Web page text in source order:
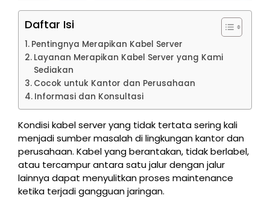
Daftar Isi
Pentingnya Merapikan Kabel Server
Layanan Merapikan Kabel Server yang Kami
Sediakan
Cocok untuk Kantor dan Perusahaan
Informasi dan Konsultasi
Kondisi kabel server yang tidak tertata sering kali
menjadi sumber masalah di lingkungan kantor dan
perusahaan. Kabel yang berantakan, tidak berlabel,
atau tercampur antara satu jalur dengan jalur
lainnya dapat menyulitkan proses maintenance
ketika terjadi gangguan jaringan.